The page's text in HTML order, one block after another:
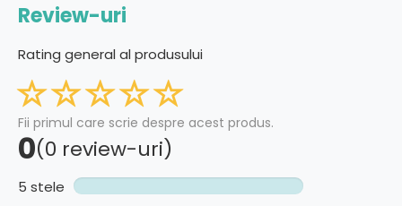
Review-uri
Rating general al produsului
Fii primul care scrie despre acest produs.
0(0 review-uri)
5 stele